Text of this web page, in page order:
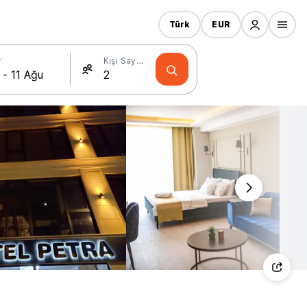
Kişi Sayısı
Türk EUR